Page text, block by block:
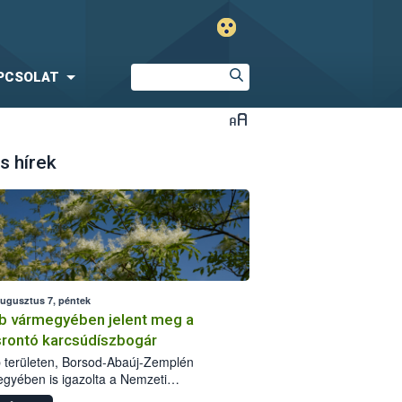
hírek
7, péntek
vármegyében jelent meg a
karcsúdíszbogár
területen, Borsod-Abaúj-Zemplén
is igazolta a Nemzeti
biztonsági Hivatal (Nébih) a